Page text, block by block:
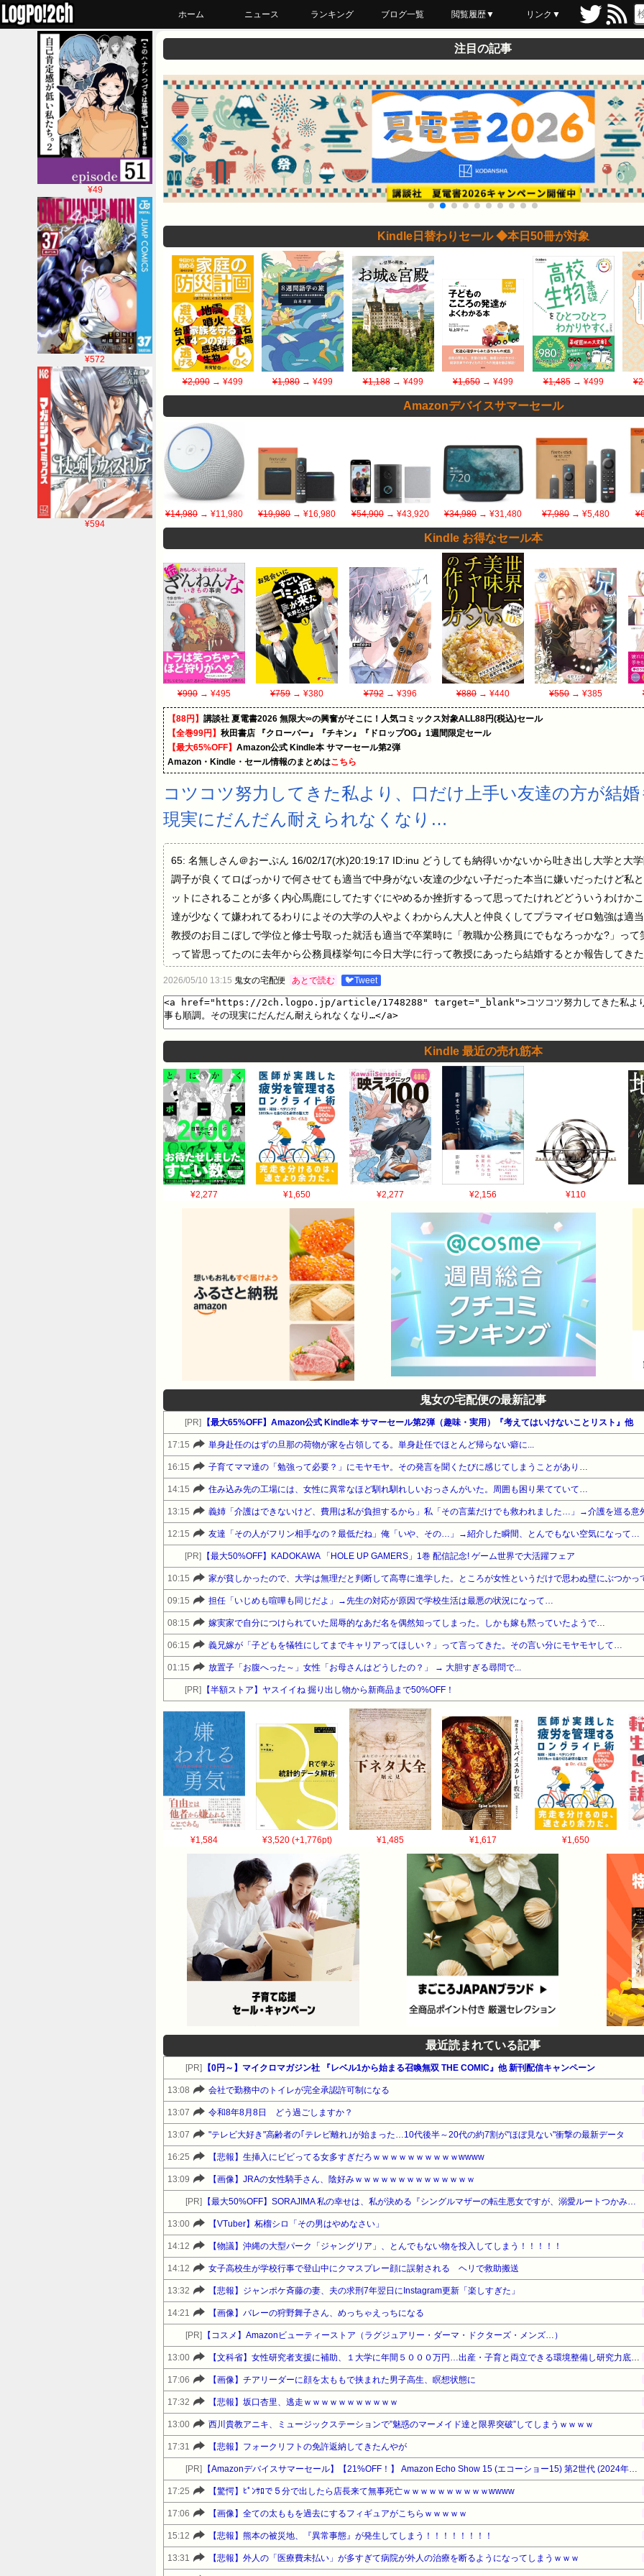
ホーム ニュース ランキング ブログ一覧 閲覧履歴▼
最近読んだ
あとで読む
ブックマーク
リンク▼
¥49
¥572
¥594
注目の記事
Kindle日替わりセール ◆本日50冊が対象
¥2,090→ ¥499 ¥1,980 → ¥499 ¥1,188→ ¥499 ¥1,650 → ¥499 ¥1,485→ ¥499
Amazonデバイスサマーセール
¥14,980 → ¥11,980 ¥19,980→ ¥16,980 ¥54,900→ ¥43,920 ¥34,980→ ¥31,480 ¥7,980→ ¥5,480
Kindle お得なセール本
¥990 → ¥495 ¥759→ ¥380 ¥792→ ¥396 ¥880→ ¥440 ¥550→ ¥385
【88円】 講談社 夏電書2026 無限大∞の興奮がそこに！人気コミックス対象ALL88円(税込)セール
【全巻99円】 秋田書店 『クローバー』『チキン』『ドロップOG』1週間限定セール
【最大65%OFF】 Amazon公式 Kindle本 サマーセール第2弾
Amazon・Kindle・セール情報のまとめはこちら
コツコツ努力してきた私より、口だけ上手い友達の方が結
現実にだんだん耐えられなくなり…
65: 名無しさん＠おーぷん 16/02/17(水)20:19:17 ID:inu どうしても納得いかないから吐き出し大学と大
調子が良くてロばっかりで何させても適当で中身がない友達の少ない子だった本当に嫌いだったけど私
ットにされることが多く内心馬鹿にしてたすぐにやめるか挫折するって思ってたけれどどういうわけか
達が少なくて嫌われてるわりによその大学の人やよくわからん大人と仲良くしてプラマイゼロ勉強は適
教授のお目こぼしで学位と修士号取った就活も適当で卒業時に「教職か公務員にでもなろっかな?」っ
って皆思ってたのに去年から公務員様挙句に今日大学に行って教授にあったら結婚するとか報告してき
実績を積んで正規の研究員になろうとがんばってたり真面目に就活しても思う通りの仕事ができなくて
感じてしまう嫌な思考だと思うけどそろそろ不幸になってくれないかなって願ってしまうわ 引用元: ス
悩み・相談part25…
2026/05/10 13:15 鬼女の宅配便 あとで読む 🐦Tweet
Kindle 最近の売れ筋本
¥2,277 ¥1,650 ¥2,277 ¥2,156 ¥110
鬼女の宅配便の最新記事
[PR] 【最大65%OFF】Amazon公式 Kindle本 サマーセール第2弾（趣味・実用）『考えてはいけないことリスト』他
17:15 単身赴任のはずの旦那の荷物が家を占領してる。単身赴任でほとんど帰らない癖に...
16:15 子育てママ達の「勉強って必要？」にモヤモヤ。その発言を聞くたびに感じてしまうことがあり…
14:15 住み込み先の工場には、女性に異常なほど馴れ馴れしいおっさんがいた。周囲も困り果てていて…
13:15 義姉「介護はできないけど、費用は私が負担するから」私「その言葉だけでも救われました…」→介護を巡る
12:15 友達「その人がフリン相手なの？最低だね」俺「いや、その…」→紹介した瞬間、とんでもない空気になって…
[PR] 【最大50%OFF】KADOKAWA 「HOLE UP GAMERS」1巻 配信記念! ゲーム世界で大活躍フェア
10:15 家が貧しかったので、大学は無理だと判断して高専に進学した。ところが女性というだけで思わぬ壁にぶつか
09:15 担任「いじめも喧嘩も同じだよ」→先生の対応が原因で学校生活は最悪の状況になって…
08:15 嫁実家で自分につけられていた屈辱的なあだ名を偶然知ってしまった。しかも嫁も黙っていたようで…
06:15 義兄嫁が「子どもを犠牲にしてまでキャリアってほしい？」って言ってきた。その言い分にモヤモヤして…
01:15 放置子「お腹へった～」女性「お母さんはどうしたの？」 → 大胆すぎる尋問で...
[PR] 【半額ストア】ヤスイイね 掘り出し物から新商品まで50%OFF！
¥1,584 ¥3,520 (+1,776pt) ¥1,485 ¥1,617 ¥1,650
最近読まれている記事
[PR] 【0円～】マイクロマガジン社 『レベル1から始まる召喚無双 THE COMIC』他 新刊配信キャンペーン
13:08 会社で勤務中のトイレが完全承認許可制になる
13:07 令和8年8月8日 どう過ごしますか？
13:07 "テレビ大好き"高齢者の｢テレビ離れ｣が始まった…10代後半～20代の約7割が"ほぼ見ない"衝撃の最新データ
16:25 【悲報】生挿入にビビってる女多すぎだろｗｗｗｗｗｗｗｗｗｗwwww
13:09 【画像】JRAの女性騎手さん、陰好みｗｗｗｗｗｗｗｗｗｗｗｗｗｗ
[PR]
13:00 【VTuber】柘榴シロ「その男はやめなさい」
14:12 【物議】沖縄の大型パーク「ジャングリア」、とんでもない物を投入してしまう！！！！！
14:12 女子高校生が学校行事で登山中にクマスプレー顔に誤射される ヘリで救助搬送
13:32 【悲報】ジャンポケ斉藤の妻、夫の求刑7年翌日にInstagram更新「楽しすぎた」
14:21 【画像】バレーの狩野舞子さん、めっちゃえっちになる
[PR] 【コスメ】Amazonビューティーストア（ラグジュアリー・ダーマ・ドクターズ・メンズ…）
13:00
17:06 【画像】チアリーダーに顔を太ももで挟まれた男子高生、瞑想状態に
17:32 【悲報】坂口杏里、逃走ｗｗｗｗｗｗｗｗｗｗｗ
13:00 西川貴教アニキ、ミュージックステーションで”魅惑のマーメイド達と限界突破”してしまうｗｗｗｗ
17:31 【悲報】フォークリフトの免許返納してきたんやが
[PR]
17:25 【驚愕】ﾋﾟﾝｻﾛで５分で出したら店長来て無事死亡ｗｗｗｗｗｗｗｗｗｗwwww
17:06 【画像】全ての太ももを過去にするフィギュアがこちらｗｗｗｗｗ
15:12 【悲報】熊本の被災地、『異常事態』が発生してしまう！！！！！！！！
13:31 【悲報】外人の「医療費未払い」が多すぎて病院が外人の治療を断るようになってしまうｗｗｗ